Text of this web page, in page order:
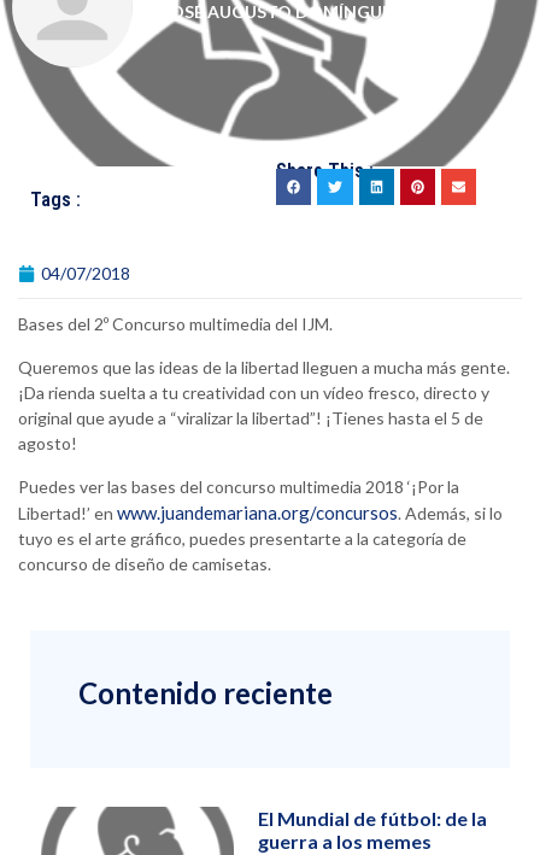
JOSÉ AUGUSTO DOMÍNGUEZ
Tags :
Share This :
04/07/2018
Bases del 2º Concurso multimedia del IJM.
Queremos que las ideas de la libertad lleguen a mucha más gente.
¡Da rienda suelta a tu creatividad con un vídeo fresco, directo y
original que ayude a “viralizar la libertad”! ¡Tienes hasta el 5 de
agosto!
Puedes ver las bases del concurso multimedia 2018 ‘¡Por la
Libertad!’ en www.juandemariana.org/concursos. Además, si lo
tuyo es el arte gráfico, puedes presentarte a la categoría de
concurso de diseño de camisetas.
Contenido reciente
El Mundial de fútbol: de la
guerra a los memes